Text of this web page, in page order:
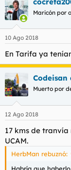
Maricón por
10 Ago 2018
En Tarifa ya
Codeisan
Muerto por
12 Ago 2018
17 kms de
UCAM.
HerbMan rebuznó:
Habría que